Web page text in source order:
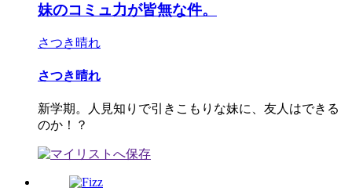
妹のコミュ力が皆無な件。
さつき晴れ
さつき晴れ
新学期。人見知りで引きこもりな妹に、友人はできる
のか！？